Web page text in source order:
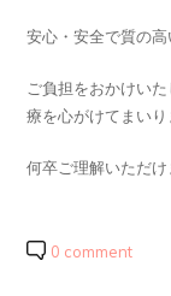
安心・安全で質の
ご負担をおかけい
療を心がけてまいり
何卒ご理解いただけ
0 comment